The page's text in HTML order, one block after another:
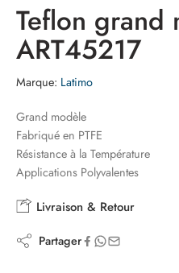
Teflon grand
ART45217
Marque: Latimo
Grand modèle
Fabriqué en PTFE
Résistance à la Température
Applications Polyvalentes
Livraison & Retour
Partager